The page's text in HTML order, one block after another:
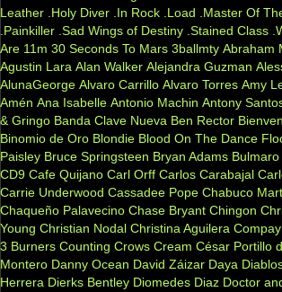
Leather .Holy Diver .In Rock .Load .Master Of
.Painkiller .Sad Wings of Destiny .Stained Class
Are 11m 30 Seconds To Mars 3ballmty Abraham
Agustin Lara Alan Walker Alejandra Guzman
AlunaGeorge Alvaro Carrillo Alvaro Torres Amy
Amén Ana Isabelle Antonio Machin Antony
& Gringo Banda Clave Nueva Ben Rector
Binomio de Oro Blondie Blood On The Dance
Paisley Bruce Springsteen Bryan Adams
CD9 Cafe Quijano Carl Orff Carlos Carabajal
Carrie Underwood Cassadee Pope Chabuco
Chaqueño Palavecino Chase Bryant Chingon
Young Christian Nodal Christina Aguilera
3 Burners Counting Crows Cream César Portillo
Montero Danny Ocean David Záizar Daya
Herrera Dierks Bentley Diomedes Diaz Doctor